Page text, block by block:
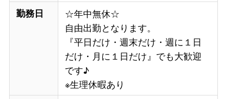
勤務日
☆年中無休☆
自由出勤となります。
『平日だけ・週末だけ・週に１日
だけ・月に１日だけ』でも大歓迎
です♪
※生理休暇あり